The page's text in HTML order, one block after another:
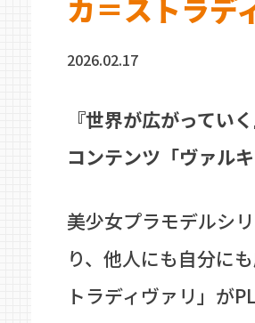
カ＝ストラデ
2026.02.17
『世界が広がってい
コンテンツ「ヴァル
美少女プラモデルシ
り、他人にも自分に
トラディヴァリ」が